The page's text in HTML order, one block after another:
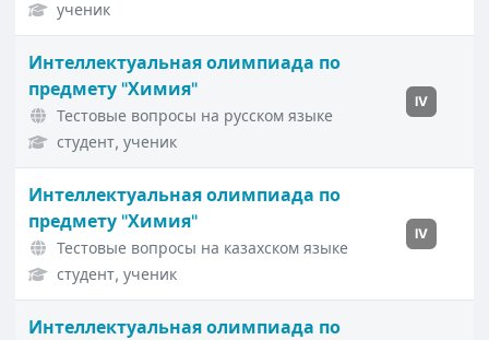
ученик
Интеллектуальная олимпиада по
предмету "Химия"
Тестовые вопросы на русском языке
студент, ученик
IV
Интеллектуальная олимпиада по
предмету "Химия"
Тестовые вопросы на казахском языке
студент, ученик
IV
Интеллектуальная олимпиада по